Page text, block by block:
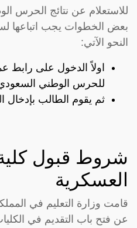
للاستعلام عن نتائج الحرس
بعض الخطوات يجب اتباعها
النحو الآتي:
اولاً الدخول على رابط
للحرس الوطني
ثم يقوم الطالب بإدخال
شروط قبول
العسكرية
قامت وزارة التعليم في
عن فتح باب التقديم في